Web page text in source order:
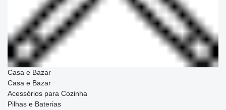
Casa e Bazar
Casa e Bazar
Acessórios para Cozinha
Pilhas e Baterias